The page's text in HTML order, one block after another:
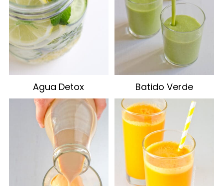
Agua Detox Batido Verde